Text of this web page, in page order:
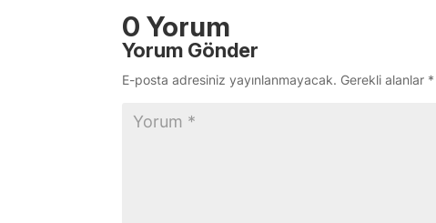
0 Yorum
Yorum Gönder
E-posta adresiniz yayınlanmayacak. Gerekli alanlar *